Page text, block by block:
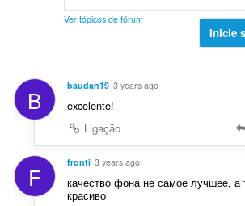
Ver tópicos de fórum
Inicie
B baudan19 3 years ago
excelente!
Ligação
F fronti 3 years ago
качество фона не самое лучшее, а
красиво